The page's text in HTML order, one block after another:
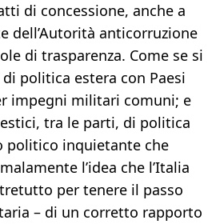
di concessione, anche a
dell’Autorità anticorruzione
di trasparenza. Come se si
politica estera con Paesi
impegni militari comuni; e
tra le parti, di politica
politico inquietante che
l’idea che l’Italia
per tenere il passo
– di un corretto rapporto